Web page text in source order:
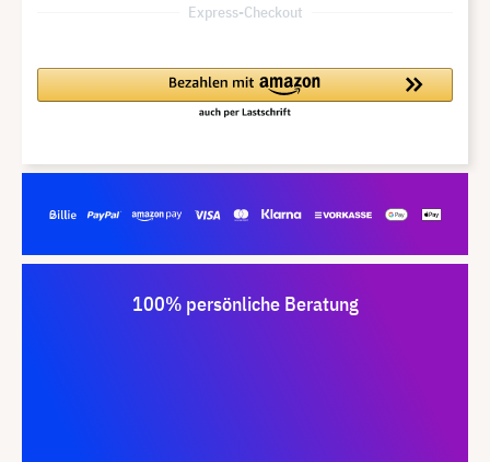
Express-Checkout
100% persönliche Beratung